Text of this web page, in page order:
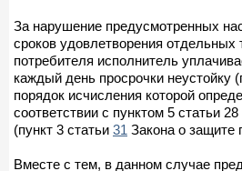
За нарушение предусмотренных
сроков удовлетворения отдельных
потребителя исполнитель
каждый день просрочки неустойку
порядок исчисления которой
соответствии с пунктом 5 статьи
(пункт 3 статьи 31 Закона о защите
Вместе с тем, в данном случае